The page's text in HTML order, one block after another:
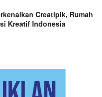
Creatipik, Rumah
Kreatif Indonesia